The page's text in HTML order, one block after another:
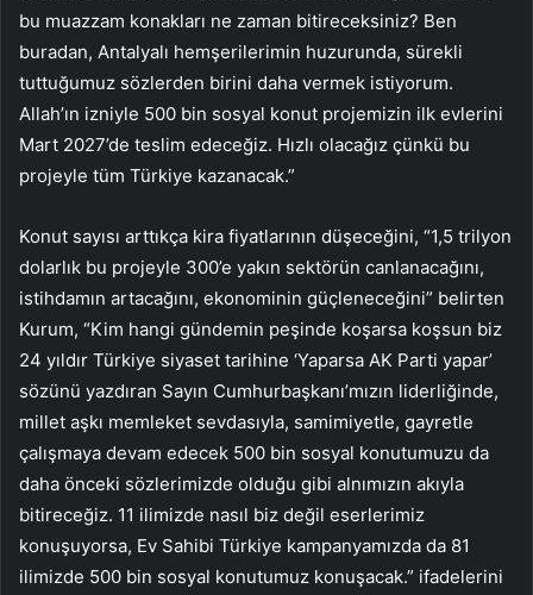
bu muazzam konakları ne zaman bitireceksiniz? Ben
buradan, Antalyalı hemşerilerimin huzurunda, sürekli
tuttuğumuz sözlerden birini daha vermek istiyorum.
Allah’ın izniyle 500 bin sosyal konut projemizin ilk evlerini
Mart 2027’de teslim edeceğiz. Hızlı olacağız çünkü bu
projeyle tüm Türkiye kazanacak.”
Konut sayısı arttıkça kira fiyatlarının düşeceğini, “1,5 trilyon
dolarlık bu projeyle 300’e yakın sektörün canlanacağını,
istihdamın artacağını, ekonominin güçleneceğini” belirten
Kurum, “Kim hangi gündemin peşinde koşarsa koşsun biz
24 yıldır Türkiye siyaset tarihine ‘Yaparsa AK Parti yapar’
sözünü yazdıran Sayın Cumhurbaşkanı’mızın liderliğinde,
millet aşkı memleket sevdasıyla, samimiyetle, gayretle
çalışmaya devam edecek 500 bin sosyal konutumuzu da
daha önceki sözlerimizde olduğu gibi alnımızın akıyla
bitireceğiz. 11 ilimizde nasıl biz değil eserlerimiz
konuşuyorsa, Ev Sahibi Türkiye kampanyamızda da 81
ilimizde 500 bin sosyal konutumuz konuşacak.” ifadelerini